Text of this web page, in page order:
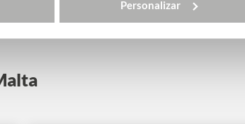
Personalizar